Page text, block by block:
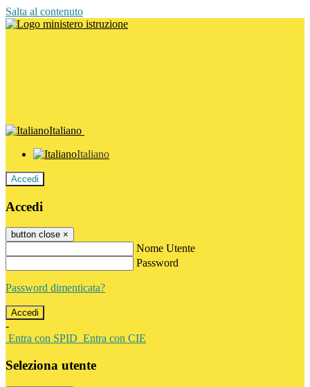
Salta al contenuto
Italiano
Italiano
Accedi
Accedi
button close ×
Nome Utente
Password
Password dimenticata?
-
Entra con SPID Entra con CIE
Seleziona utente